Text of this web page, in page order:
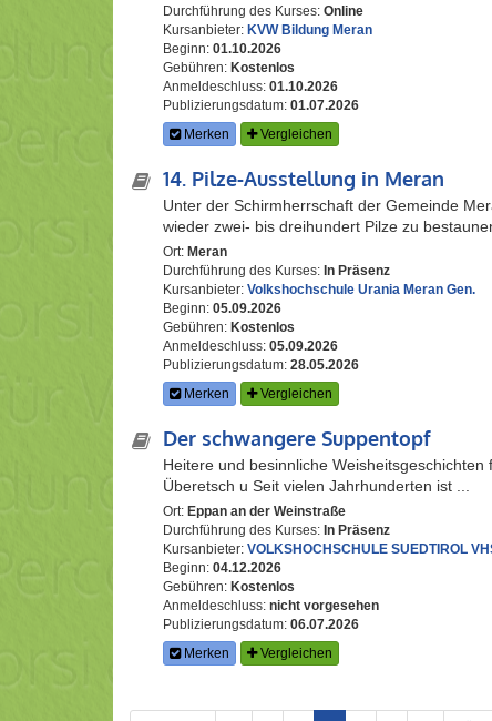
Durchführung des Kurses: Online
Kursanbieter: KVW Bildung Meran
Beginn: 01.10.2026
Gebühren: Kostenlos
Anmeldeschluss: 01.10.2026
Publizierungsdatum: 01.07.2026
Merken
Vergleichen
14. Pilze-Ausstellung in Meran
Unter der Schirmherrschaft der Gemeinde
wieder zwei- bis dreihundert Pilze zu
Ort: Meran
Durchführung des Kurses: In Präsenz
Kursanbieter: Volkshochschule Urania Meran Gen.
Beginn: 05.09.2026
Gebühren: Kostenlos
Anmeldeschluss: 05.09.2026
Publizierungsdatum: 28.05.2026
Merken
Vergleichen
Der schwangere Suppentopf
Heitere und besinnliche
Überetsch u Seit vielen Jahrhunderten ist ...
Ort: Eppan an der Weinstraße
Durchführung des Kurses: In Präsenz
Kursanbieter: VOLKSHOCHSCHULE SUEDTIROL
Beginn: 04.12.2026
Gebühren: Kostenlos
Anmeldeschluss: nicht vorgesehen
Publizierungsdatum: 06.07.2026
Merken
Vergleichen